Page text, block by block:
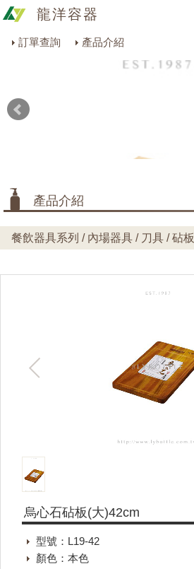
龍洋容器
訂單查詢
產品介紹
包裝材料系列
美容用品系列
最新消息
產品介紹
餐飲器具系列 / 內場器具 / 刀具 / 砧板
烏心石砧板(大)42cm
型號：L19-42
顏色：本色